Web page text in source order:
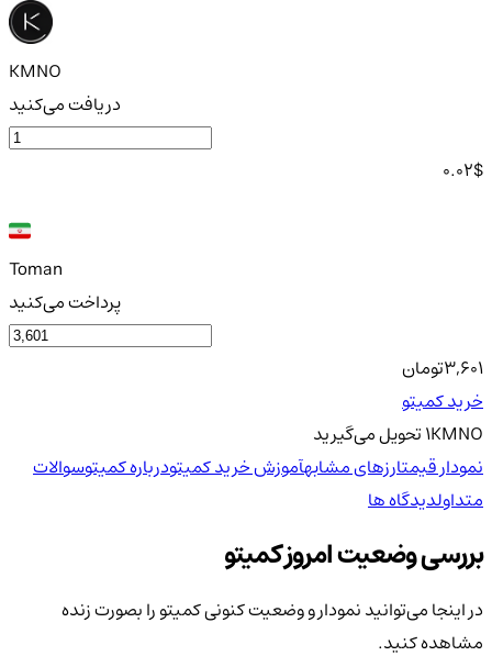
KMNO
دریافت می‌کنید
0.02$
Toman
پرداخت می‌کنید
3,601تومان
خرید کمیتو
1KMNOتحویلمی‌گیرید
نمودار قیمتارزهای مشابهآموزش خرید کمیتودرباره کمیتوسوالات
متداولدیدگاه ها
بررسی وضعیت امروز کمیتو
در اینجا می‌توانید نمودار و وضعیت کنونی کمیتو را بصورت زنده
مشاهده کنید.